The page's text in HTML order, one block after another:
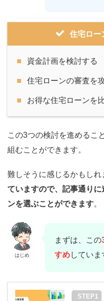
住宅ロー
資金計画を検討する
住宅ローンの審査を
お得な住宅ローンを
この3つの検討を進めるこ
組むことができます。
難しそうに感じるかもしれ
ていますので、記事通り
ンを選ぶことができます。
はじめ
まずは、この
すめしていま
STEP1